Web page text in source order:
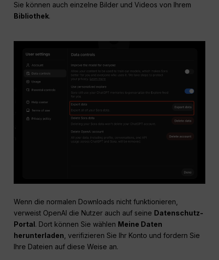
Sie können auch einzelne Bilder und Videos von Ihrem
Bibliothek.
Wenn die normalen Downloads nicht funktionieren,
verweist OpenAI die Nutzer auch auf seine Datenschutz-
Portal. Dort können Sie wählen Meine Daten
herunterladen , verifizieren Sie Ihr Konto und fordern Sie
Ihre Dateien auf diese Weise an.